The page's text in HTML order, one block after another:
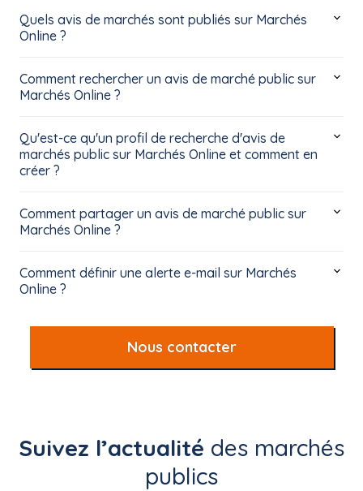
Quels avis de marchés sont publiés sur Marchés
Online ?
Comment rechercher un avis de marché public sur
Marchés Online ?
Qu'est-ce qu'un profil de recherche d'avis de
marchés public sur Marchés Online et comment en
créer ?
Comment partager un avis de marché public sur
Marchés Online ?
Comment définir une alerte e-mail sur Marchés
Online ?
Nous contacter
Suivez l’actualité des marchés
publics